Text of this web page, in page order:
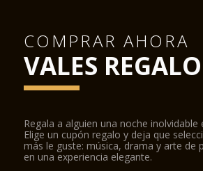
COMPRAR AHORA
VALES REGALO
Regala a alguien una noche inolvidable
Elige un cupón regalo y deja que
más le guste: música, drama y arte de
en una experiencia elegante.